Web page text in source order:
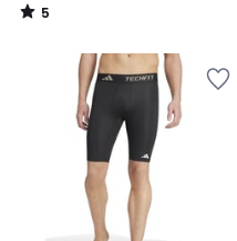
5
/